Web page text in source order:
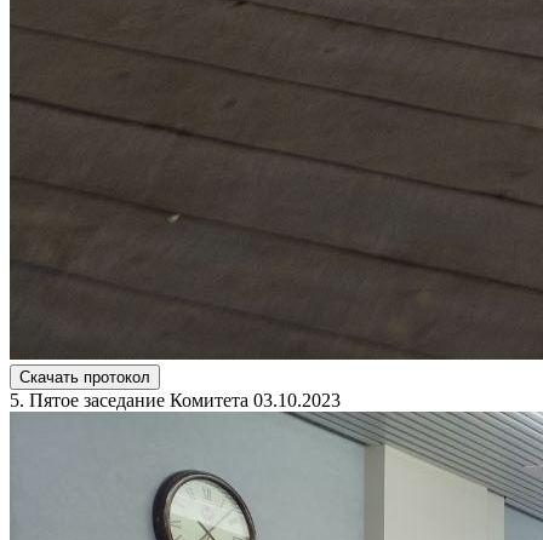
Скачать протокол
5. Пятое заседание Комитета 03.10.2023